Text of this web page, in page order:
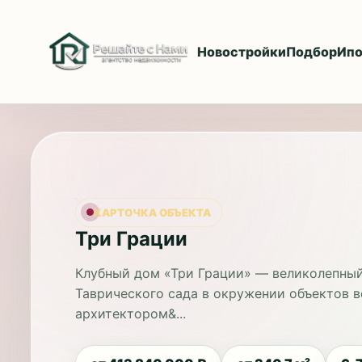
НовостройкиПодбор
КАРТОЧКА ОБЪЕКТА
Три Грации
Клубный дом «Три Грации» —
Таврического сада в окружении объектов
архитектором&...